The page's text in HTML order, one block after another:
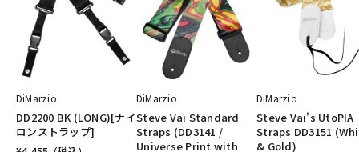
DiMarzio
DD2200 BK (LONG)[ナイ
ロンストラップ]
DiMarzio
Steve Vai Standard
Straps (DD3141 /
Universe Print with
DiMarzio
Steve Vai's UtoPIA
Straps DD3151
& Gold)